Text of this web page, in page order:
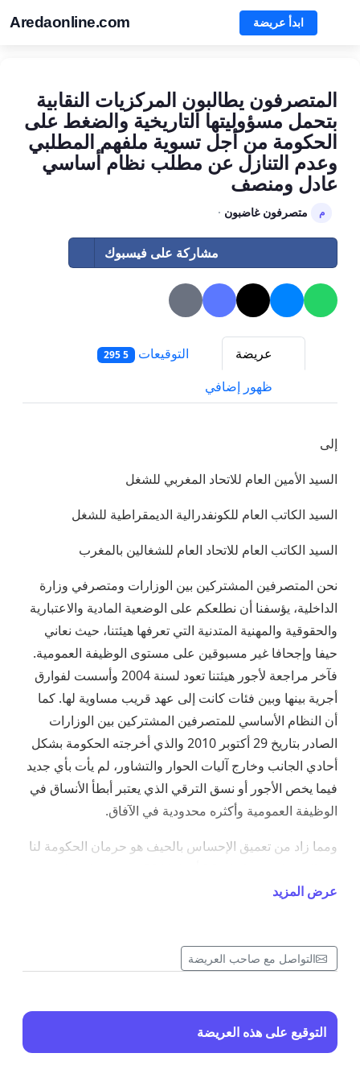
Aredaonline.com ابدأ عريضة
المتصرفون يطالبون المركزيات النقابية
بتحمل مسؤوليتها التاريخية والضغط على
الحكومة من أجل تسوية ملفهم المطلبي
وعدم التنازل عن مطلب نظام أساسي
عادل ومنصف
م متصرفون غاضبون ·
مشاركة على فيسبوك
عريضة التوقيعات 5 295
ظهور إضافي
إلى
السيد الأمين العام للاتحاد المغربي للشغل
السيد الكاتب العام للكونفدرالية الديمقراطية للشغل
السيد الكاتب العام للاتحاد العام للشغالين بالمغرب
نحن المتصرفين المشتركين بين الوزارات ومتصرفي وزارة
الداخلية، يؤسفنا أن نطلعكم على الوضعية المادية والاعتبارية
والحقوقية والمهنية المتدنية التي تعرفها هيئتنا، حيث نعاني
حيفا وإجحافا غير مسبوقين على مستوى الوظيفة العمومية.
فآخر مراجعة لأجور هيئتنا تعود لسنة 2004 وأسست لفوارق
أجرية بينها وبين فئات كانت إلى عهد قريب مساوية لها. كما
أن النظام الأساسي للمتصرفين المشتركين بين الوزارات
الصادر بتاريخ 29 أكتوبر 2010 والذي أخرجته الحكومة بشكل
أحادي الجانب وخارج آليات الحوار والتشاور، لم يأت بأي جديد
فيما يخص الأجور أو نسق الترقي الذي يعتبر أبطأ الأنساق في
الوظيفة العمومية وأكثره محدودية في الآفاق.
ومما زاد من تعميق الإحساس بالحيف هو حرمان الحكومة لنا
بالدرجة الجديدة فيما استفادت منه فئات مماثلة لنا في نفس
ومنذ ذلك الحين وجمعيتنا المهنية، الاتحاد الوطني للمتصرفين
المغاربة، تناضل من أجل نظام أساسي عادل وأجور منصفة،
المتعاقبة بينما استجابت لمطالب معظم الفئات ومنها من
تتطابق مع هيئة المتصرفين في الشواهد والمهام
عرض المزيد
التواصل مع صاحب العريضة
التوقيع على هذه العريضة